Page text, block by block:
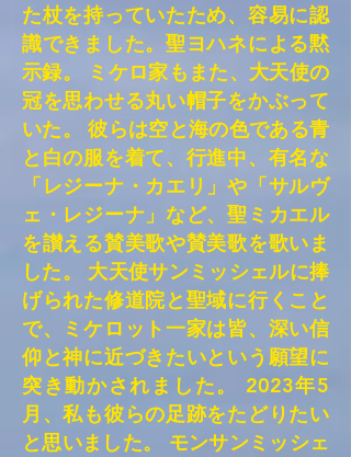
た杖を持っていたため、容易に認
識できました。聖ヨハネによる黙
示録。 ミケロ家もまた、大天使の
冠を思わせる丸い帽子をかぶって
いた。 彼らは空と海の色である青
と白の服を着て、行進中、有名な
「レジーナ・カエリ」や「サルヴ
ェ・レジーナ」など、聖ミカエル
を讃える賛美歌や賛美歌を歌いま
した。 大天使サンミッシェルに捧
げられた修道院と聖域に行くこと
で、ミケロット一家は皆、深い信
仰と神に近づきたいという願望に
突き動かされました。 2023年5
月、私も彼らの足跡をたどりたい
と思いました。 モンサンミッシェ